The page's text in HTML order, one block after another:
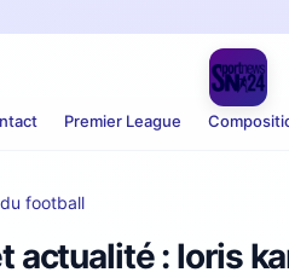
Premier League
football
actualité : loris